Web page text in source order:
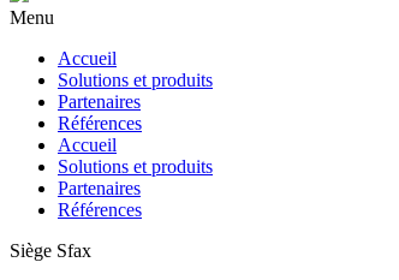
Menu
Accueil
Solutions et produits
Partenaires
Références
Accueil
Solutions et produits
Partenaires
Références
Siège Sfax